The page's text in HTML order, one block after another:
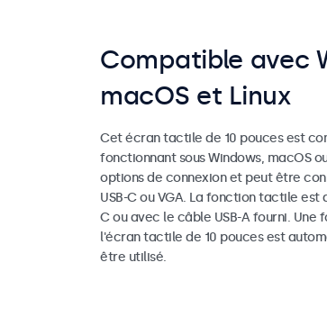
Compatible avec
macOS et Linux
Cet écran tactile de 10 pouces est
fonctionnant sous Windows, macOS
options de connexion et peut être
USB-C ou VGA. La fonction tactile
C ou avec le câble USB-A fourni. Une
l'écran tactile de 10 pouces est
être utilisé.